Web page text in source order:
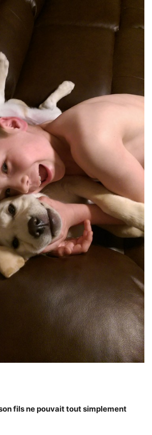
fils ne pouvait tout simplement